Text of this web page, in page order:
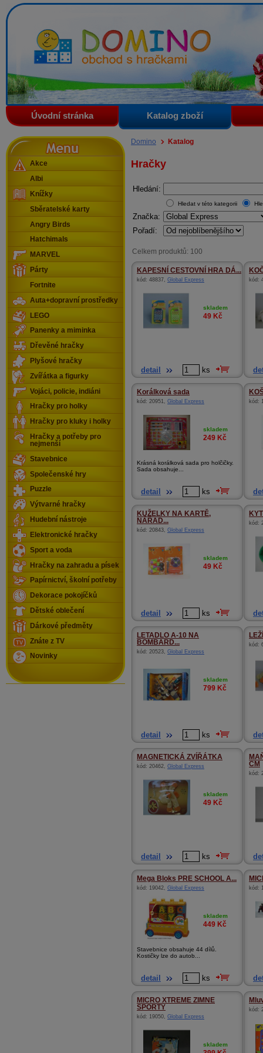
Domino - obchod s hračkami
Úvodní stránka Katalog zboží
Domino Katalog
Hračky
Hledání:
Hledat v této kategorii
Značka:
Pořadí:
Celkem produktů: 100
KAPESNÍ CESTOVNÍ HRA DÁ...
kód: 48837, Global Express
skladem
49 Kč
detail ks
kód:
Korálková sada
kód: 20951, Global Express
skladem
249 Kč
Krásná korálková sada pro holčičky.
Sada obsahuje...
detail ks
kód:
KUŽELKY NA KARTĚ,
NÁŘAD...
kód: 20843, Global Express
skladem
49 Kč
detail ks
kód:
LETADLO A-10 NA
BOMBARD...
kód: 20523, Global Express
skladem
799 Kč
detail ks
kód:
MAGNETICKÁ ZVÍŘÁTKA
kód: 20462, Global Express
skladem
49 Kč
detail ks
CM
kód:
Mega Bloks PRE SCHOOL A...
kód: 19042, Global Express
skladem
449 Kč
Stavebnice obsahuje 44 dílů.
Kostičky lze do autob...
detail ks
kód:
MICRO XTREME ZIMNE
SPORTY
kód: 19050, Global Express
skladem
kód:
Menu
Akce
Albi
Knížky
Sběratelské karty
Angry Birds
Hatchimals
MARVEL
Párty
Fortnite
Auta+dopravní prostředky
LEGO
Panenky a miminka
Dřevěné hračky
Plyšové hračky
Zvířátka a figurky
Vojáci, policie, indiáni
Hračky pro holky
Hračky pro kluky i holky
Hračky a potřeby pro
nejmenší
Stavebnice
Společenské hry
Puzzle
Výtvarné hračky
Hudební nástroje
Elektronické hračky
Sport a voda
Hračky na zahradu a písek
Papírnictví, školní potřeby
Dekorace pokojíčků
Dětské oblečení
Dárkové předměty
Znáte z TV
Novinky